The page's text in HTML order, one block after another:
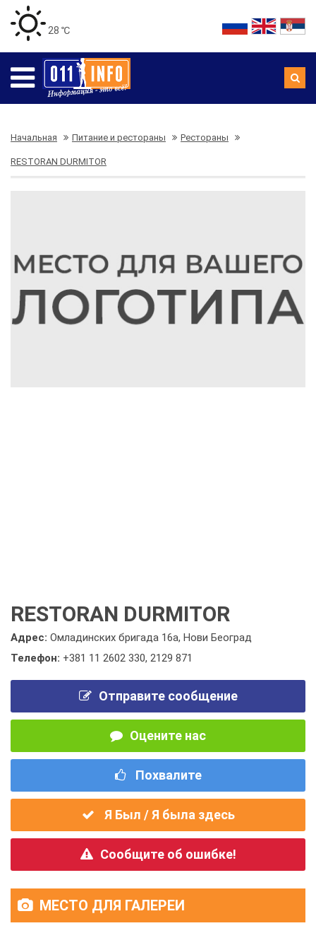
28 ℃
Начальная Питание и рестораны Рестораны
RESTORAN DURMITOR
RESTORAN DURMITOR
Адрес: Омладинских бригада 16а, Нови Београд
Телефон: +381 11 2602 330, 2129 871
Отправите сообщение
Оцените нас
Похвалите
Я Был / Я была здесь
Сообщите об ошибке!
МЕСТО ДЛЯ ГАЛЕРЕИ